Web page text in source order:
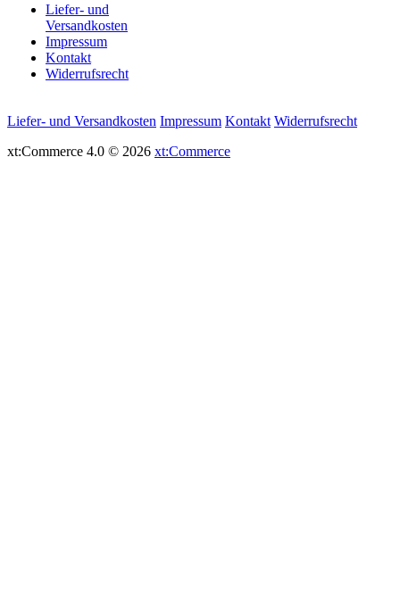
Liefer- und
Versandkosten
Impressum
Kontakt
Widerrufsrecht
Liefer- und Versandkosten Impressum Kontakt Widerrufsrecht
xt:Commerce 4.0 © 2026 xt:Commerce